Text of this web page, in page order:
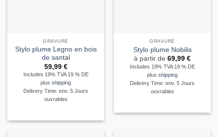
GRAVURE
Stylo plume Legno en bois
de santal
59,99 €
Includes 19% TVA 19 % DE
plus shipping
Delivery Time: env. 5 Jours
ouvrables
GRAVURE
Stylo plume Nobilis
à partir de 69,99 €
Includes 19% TVA 19 % DE
plus shipping
Delivery Time: env. 5 Jours
ouvrables